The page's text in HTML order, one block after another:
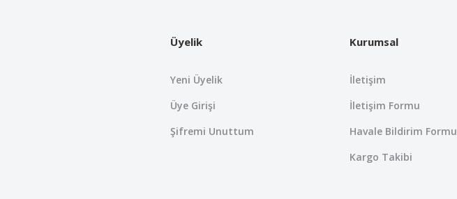
Ürün bilgilerinde hatalar bulunuyor.
Bu ürüne benzer farklı alternatifler olmalı.
Üyelik
Yeni Üyelik
Üye Girişi
Şifremi Unuttum
Kurumsal
İletişim
İletişim Formu
Havale Bildirim Formu
Kargo Takibi